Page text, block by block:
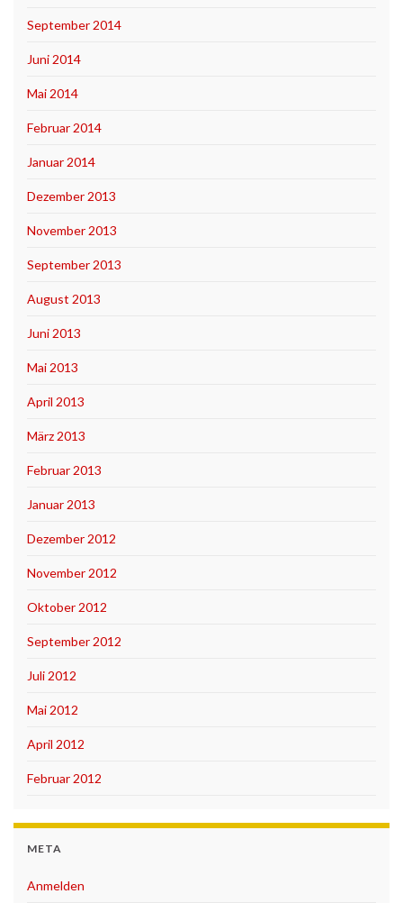
September 2014
Juni 2014
Mai 2014
Februar 2014
Januar 2014
Dezember 2013
November 2013
September 2013
August 2013
Juni 2013
Mai 2013
April 2013
März 2013
Februar 2013
Januar 2013
Dezember 2012
November 2012
Oktober 2012
September 2012
Juli 2012
Mai 2012
April 2012
Februar 2012
META
Anmelden